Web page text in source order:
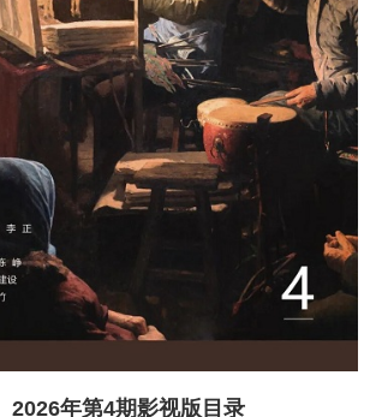
2026年第4期影视版目录